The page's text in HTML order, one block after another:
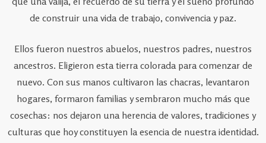
de construir una vida de trabajo, convivencia y paz.
Ellos fueron nuestros abuelos, nuestros padres, nuestros
ancestros. Eligieron esta tierra colorada para comenzar de
nuevo. Con sus manos cultivaron las chacras, levantaron
hogares, formaron familias y sembraron mucho más que
cosechas: nos dejaron una herencia de valores, tradiciones y
culturas que hoy constituyen la esencia de nuestra identidad.